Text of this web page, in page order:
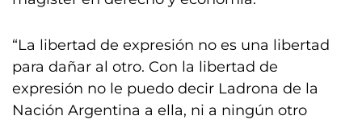
“La libertad de expresión no es una libertad
para dañar al otro. Con la libertad de
expresión no le puedo decir Ladrona de la
Nación Argentina a ella, ni a ningún otro